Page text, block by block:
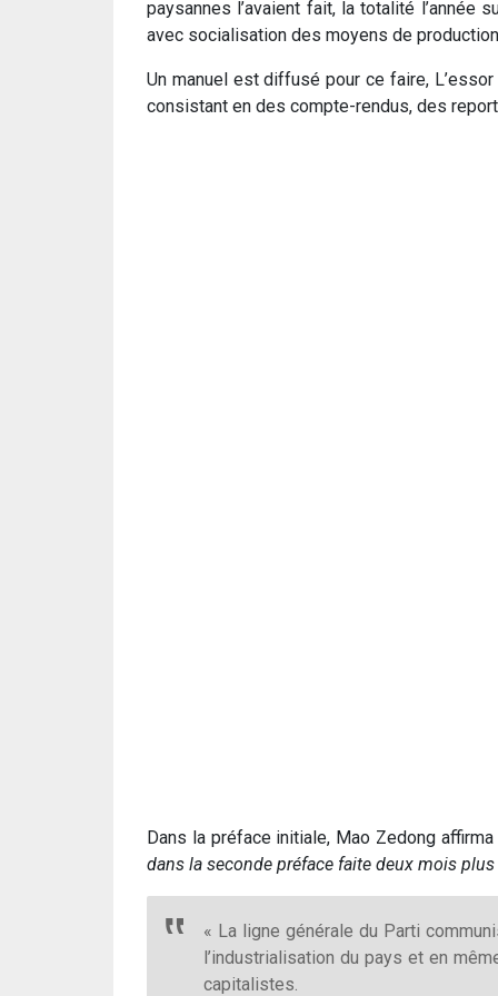
paysannes l’avaient fait, la totalité l’année
avec socialisation des moyens de
Un manuel est diffusé pour ce faire,
consistant en des compte-rendus, des
Dans la préface initiale, Mao Zedong affirma
dans la seconde préface faite deux mois
« La ligne générale du Parti
l’industrialisation du pays et en
capitalistes.